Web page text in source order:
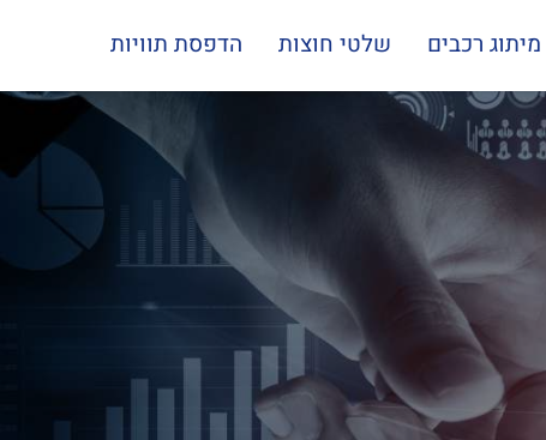
מיתוג רכבים שלטי חוצות הדפסת תוויות